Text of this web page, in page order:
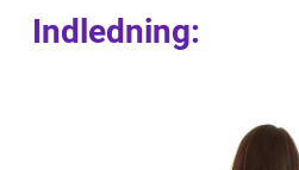
Indledning: